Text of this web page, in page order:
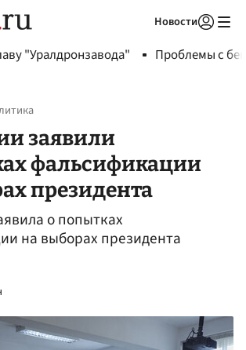
Новости
"Уралдронзавода" Проблемы с
заявили
фальсификации
президента
о попытках
на выборах президента